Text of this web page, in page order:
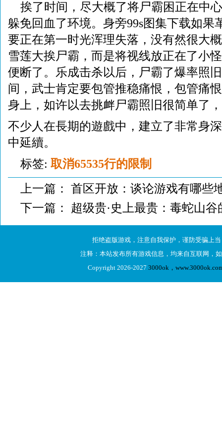
挨了时间，尽大概了将尸霸困正在中
躲免回血了环境。身旁99s图集下载如果
要正在第一时光浑理失落，没有然很大
雪莲大挨尸霸，而是将视线放正在了小
便断了。乐成击杀以后，尸霸了爆率照
间，武士肯定要包管推稳痛恨，包管痛
身上，如许以去挑衅尸霸照旧很简单了
不少人在長期的遊戲中，建立了非常身
中延續。
标签: 取消65535行的限制
上一篇： 首区开放：谈论游戏有哪些
下一篇： 超级贵·史上最贵：毒蛇山
拒绝盗版游戏，注意自我保护，谨防受骗上
注释：本站发布所有游戏信息，均来自互联网，
Copyright 2026-2027 3000ok，